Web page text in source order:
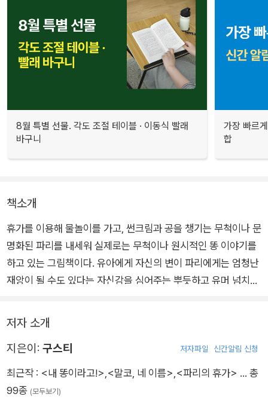
8월 특별 선물. 각도 조절 테이블 · 이동식 빨래
바구니
가장 빠르
합
책소개
휴가를 이용해 물놀이를 가고, 썬크림과 공을 챙기는 무척이나 문
명화된 파리를 내세워 실제로는 무척이나 원시적인 똥 이야기를
하고 있는 그림책이다. 유아에게 자신의 변이 파리에게는 엄청난
재앙이 될 수도 있다는 자신감을 심어주는 뿌듯하고 유머 넘치는
저자 소개
지은이: 구스티 저자파일 신간알림 신청
최근작 : <내 똥이라고!> <말코, 네 이름> <파리의 휴가> … 총
99종 (모두보기)